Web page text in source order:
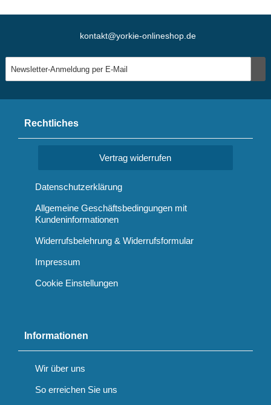
kontakt@yorkie-onlineshop.de
Rechtliches
Vertrag widerrufen
Datenschutzerklärung
Allgemeine Geschäftsbedingungen mit
Kundeninformationen
Widerrufsbelehrung & Widerrufsformular
Impressum
Cookie Einstellungen
Informationen
Wir über uns
So erreichen Sie uns